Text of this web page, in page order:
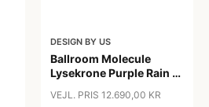
DESIGN BY US
Ballroom Molecule
Lysekrone Purple Rain -
VEJL. PRIS 12.690,00 KR